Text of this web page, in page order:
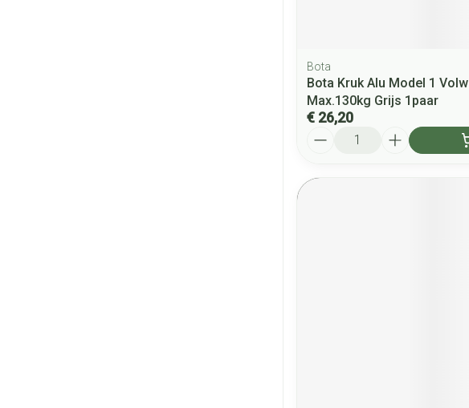
Bota
Bota Kruk Alu Model 1 Volw
Max.130kg Grijs 1paar
€ 26,20